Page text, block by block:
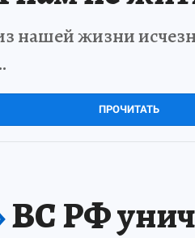
нашей жизни
ПРОЧИТАТЬ
ВС РФ